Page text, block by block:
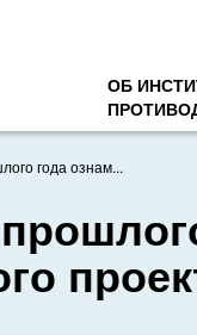
ОБ
года ознам...